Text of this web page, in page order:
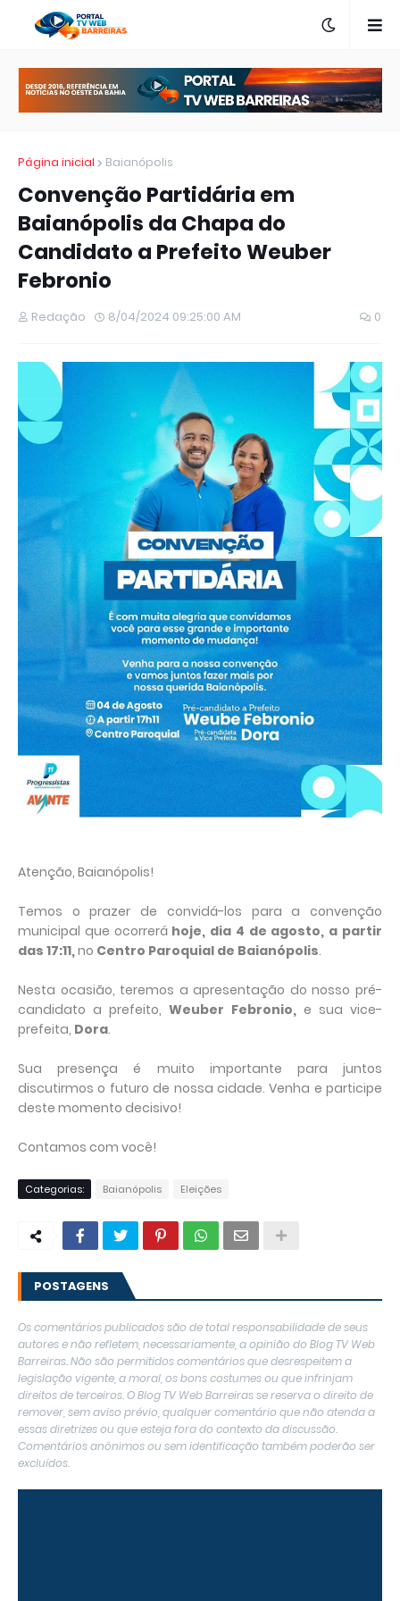
Página inicial Baianópolis
Convenção Partidária em
Baianópolis da Chapa do
Candidato a Prefeito Weuber
Febronio
Redação 8/04/2024 09:25:00 AM 0
Atenção, Baianópolis!
Temos o prazer de convidá-los para a convenção
municipal que ocorrerá hoje, dia 4 de agosto, a partir
das 17:11,no Centro Paroquial de Baianópolis.
Nesta ocasião, teremos a apresentação do nosso pré-
candidato a prefeito, Weuber Febronio, e sua vice-
prefeita, Dora.
Sua presença é muito importante para juntos
discutirmos o futuro de nossa cidade. Venha e participe
deste momento decisivo!
Contamos com você!
Categorias: Baianópolis Eleições
POSTAGENS
Os comentários publicados são de total responsabilidade de seus
autores e não refletem, necessariamente, a opinião do Blog TV Web
Barreiras. Não são permitidos comentários que desrespeitem a
legislação vigente, a moral, os bons costumes ou que infrinjam
direitos de terceiros. O Blog TV Web Barreiras se reserva o direito de
remover, sem aviso prévio, qualquer comentário que não atenda a
essas diretrizes ou que esteja fora do contexto da discussão.
Comentários anônimos ou sem identificação também poderão ser
excluídos.